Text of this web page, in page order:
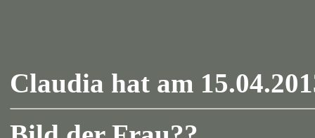
Claudia hat am